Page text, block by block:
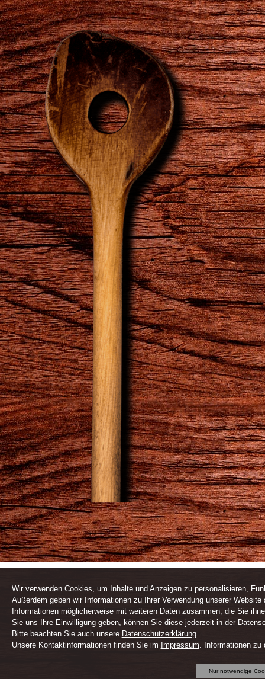
Wir verwenden Cookies, um Inhalte und Anzeigen zu personalisieren,
Außerdem geben wir Informationen zu Ihrer Verwendung unserer
Informationen möglicherweise mit weiteren Daten zusammen, die Sie
Sie uns Ihre Einwilligung geben, können Sie diese jederzeit in der
Bitte beachten Sie auch unsere Datenschutzerklärung.
Unsere Kontaktinformationen finden Sie im Impressum . Informationen
Nur notwendige